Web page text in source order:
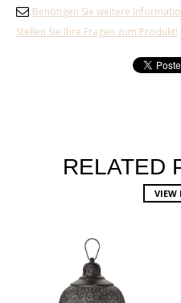
Benötigen Sie weitere
Stellen Sie Ihre Fragen zum Produkt!
RELATED
VIEW